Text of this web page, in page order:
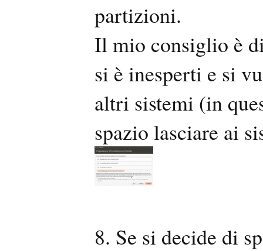
partizioni.
Il mio consiglio è
si è inesperti e si
altri sistemi (in
spazio lasciare ai
8. Se si decide di